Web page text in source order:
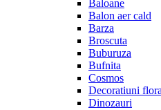
Baloane
Balon aer cald
Barza
Broscuta
Buburuza
Bufnita
Cosmos
Decoratiuni
Dinozauri